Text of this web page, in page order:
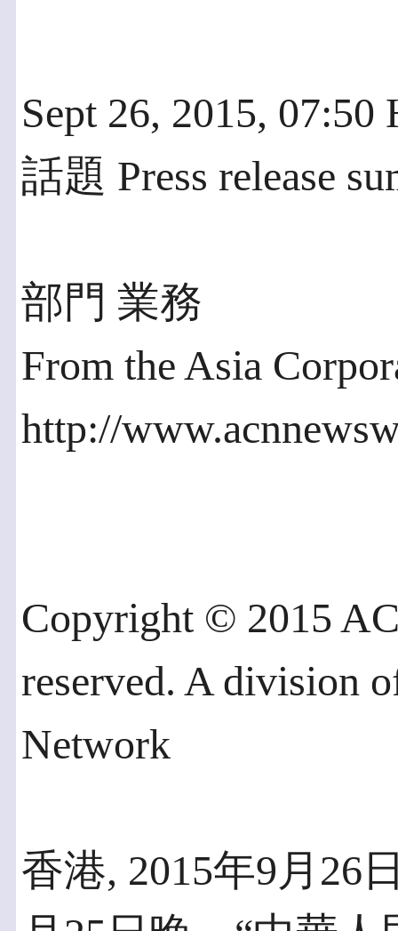
Sept 26, 2015,
話題 Press release
部門 業務
From the Asia
http://
Copyright © 2015
reserved. A division
Network
香港, 2015年9月26